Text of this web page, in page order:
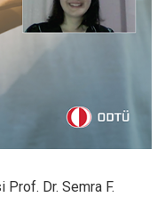
Dr. Semra F.